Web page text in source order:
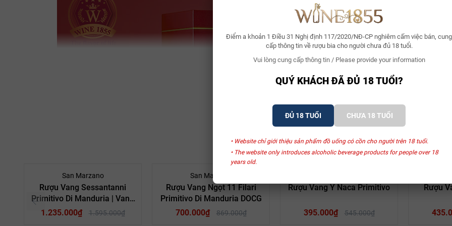
Điểm a khoản 1 Điều 31 Nghị định 117/2020/NĐ-CP nghiêm cấm việc bán, cung
cấp thông tin về rượu bia cho người chưa đủ 18 tuổi.
Vui lòng cung cấp thông tin / Please provide your information
QUÝ KHÁCH ĐÃ ĐỦ 18 TUỔI?
ĐỦ 18 TUỔI CHƯA 18 TUỔI
• Website chỉ giới thiệu sản phẩm đồ uống có cồn cho người trên 18 tuổi.
• The website only introduces alcoholic beverage products for people over 18
years old.
SẢN PHẨM LIÊN QUAN
San Marzano
Rượu Vang Sessantanni
Primitivo Di Manduria | Vang
60 Primitivo
1.235.000₫ 1.595.000₫
San Marzano
Rượu Vang Ngọt 11 Filari
Primitivo Di Manduria DOCG
700.000₫
869.000₫
Rượu Vang Ý Naca Primitivo
395.000₫ 545.000₫
Rượu